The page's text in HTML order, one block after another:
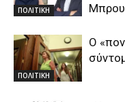
ΠΟΛΙΤΙΚΗ
ΠΟΛΙΤΙΚΗ
Ο